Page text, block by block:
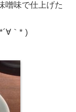
噌味で仕上げた
｀* )